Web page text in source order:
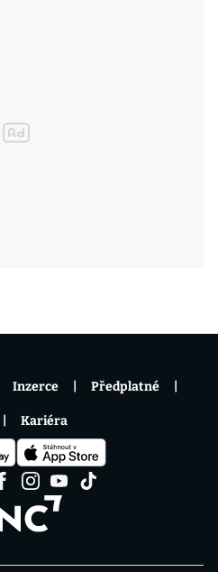
Inzerce Předplatné
Kariéra